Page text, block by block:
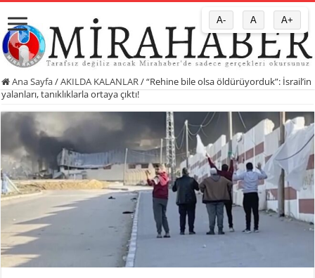
Ana Sayfa/AKILDA KALANLAR /“Rehine bile olsa öldürüyorduk”: İsrail’in
yalanları, tanıklıklarla ortaya çıktı!
A- A A+